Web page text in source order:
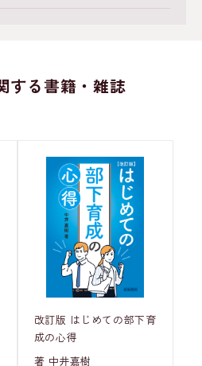
する書籍・雑誌
改訂版 はじめての部下育
成の心得
著 中井嘉樹